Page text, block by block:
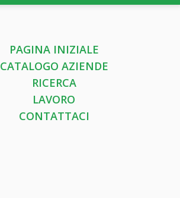
PAGINA INIZIALE
CATALOGO AZIENDE
RICERCA
LAVORO
CONTATTACI